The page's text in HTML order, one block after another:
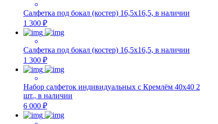
Салфетка под бокал (костер) 16,5х16,5, в наличии
1 300 ₽
Салфетка под бокал (костер) 16,5х16,5, в наличии
1 300 ₽
Набор салфеток индивидуальных с Кремлём 40х40 2
шт., в наличии
6 000 ₽